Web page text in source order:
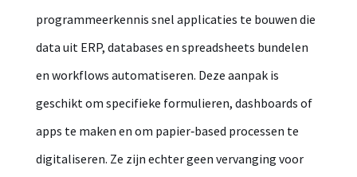
programmeerkennis snel applicaties te bouwen die
data uit ERP, databases en spreadsheets bundelen
en workflows automatiseren. Deze aanpak is
geschikt om specifieke formulieren, dashboards of
apps te maken en om papier‑based processen te
digitaliseren. Ze zijn echter geen vervanging voor